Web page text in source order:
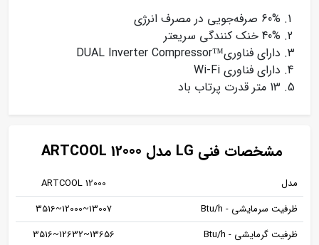
60% صرفه‌جویی در مصرف انرژی
40% خنک کنندگی سریعتر
دارای فناوری™DUAL Inverter Compressor
دارای فناوری Wi-Fi
13 متر قدرت پرتاب باد
مشخصات فنی LG مدل ARTCOOL 12000
مدل
ARTCOOL 12000
ظرفیت سرمایشی - Btu/h
13007~12000~3516
ظرفیت گرمایشی - Btu/h
13656~12632~3516